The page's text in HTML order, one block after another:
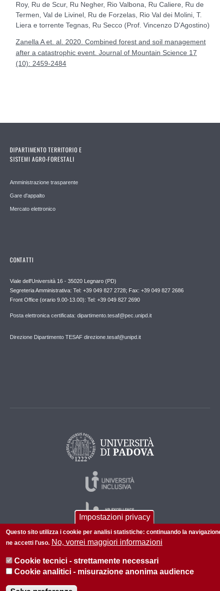
Roy, Ru de Scur, Ru Negher, Rio Valbona, Ru Caliere, Ru de
Termen, Val de Livinel, Ru de Forzelas, Rio Val dei Molini, T.
Liera e torrente Tegnas, Ru Secco (Prof. Vincenzo D’Agostino)
Zanella A et. al. 2020. Combined forest and soil management
after a catastrophic event. Journal of Mountain Science 17
(10): 2459-2484
DIPARTIMENTO TERRITORIO E
SISTEMI AGRO-FORESTALI
Amministrazione trasparente
Gare d'appalto
Mercato elettronico
CONTATTI
Viale dell'Università 16 - 35020 Legnaro (PD)
Segreteria Amministrativa: Tel: +39 049 827 2728; Fax: +39 049 827 2686
Front Office (orario 9.00-13.00): Tel: +39 049 827 2690
Posta elettronica certificata: dipartimento.tesaf@pec.unipd.it
Direzione Dipartimento TESAF direzione.tesaf@unipd.it
P.I. 00742430283 C.F. 80006480281
Informazioni su questo sito
Impostazioni privacy
Questo sito utilizza i cookie per analisi statistiche: continuando la
ne accetti l'uso. No, vorrei maggiori informazioni
Cookie tecnici - strettamente necessari
Cookie analitici - misurazione anonima audience